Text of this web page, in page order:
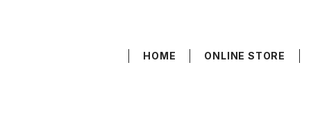
HOME ONLINE STORE